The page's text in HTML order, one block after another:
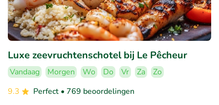
Luxe zeevruchtenschotel bij Le Pêcheur
Vandaag Morgen Wo Do Vr Za
Zo
9.3
Perfect • 769 beoordelingen